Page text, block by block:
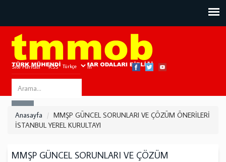
Site Haritası RSS Bize Ulaşın
Search
this
site
Anasayfa
MMŞP GÜNCEL SORUNLARI VE ÇÖZÜM ÖNERİLERİ
İSTANBUL YEREL KURULTAYI
MMŞP GÜNCEL SORUNLARI VE ÇÖZÜM